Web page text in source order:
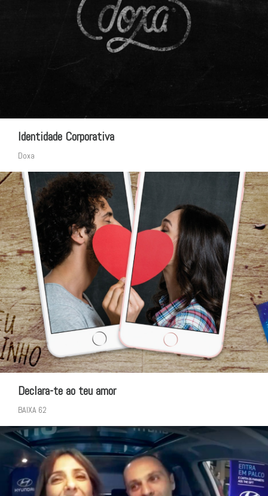
Identidade Corporativa
Doxa
Declara-te ao teu amor
BAIXA 62